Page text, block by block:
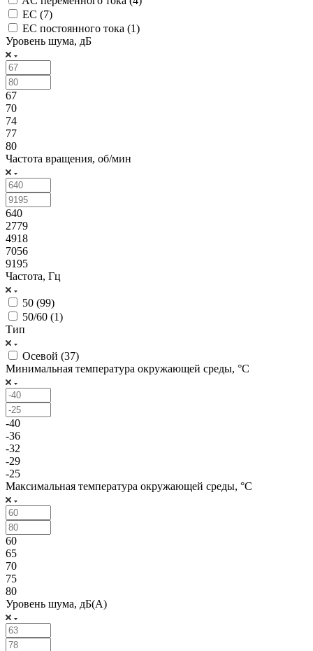
EC (7)
EC постоянного тока (1)
Уровень шума, дБ
67
70
74
77
80
Частота вращения, об/мин
640
2779
4918
7056
9195
Частота, Гц
50 (99)
50/60 (1)
Тип
Осевой (37)
Минимальная температура окружающей среды, °C
-40
-36
-32
-29
-25
Максимальная температура окружающей среды, °C
60
65
70
75
80
Уровень шума, дБ(А)